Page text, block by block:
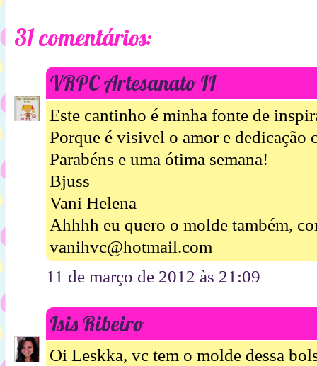
31 comentários:
VRPC Artesanato II
Este cantinho é minha fonte de
Porque é visivel o amor e dedicação
Parabéns e uma ótima semana!
Bjuss
Vani Helena
Ahhhh eu quero o molde também,
vanihvc@hotmail.com
11 de março de 2012 às 21:09
Isis Ribeiro
Oi Leskka, vc tem o molde dessa